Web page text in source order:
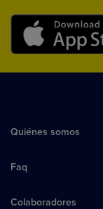
Quiénes somos
Faq
Colaboradores